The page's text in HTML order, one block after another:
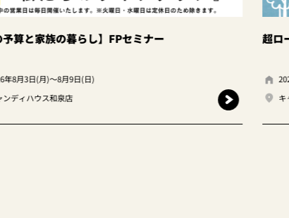
超ローコストで備える！地震に強い家づくりセ
2026年8月8日(土)～9日(金)